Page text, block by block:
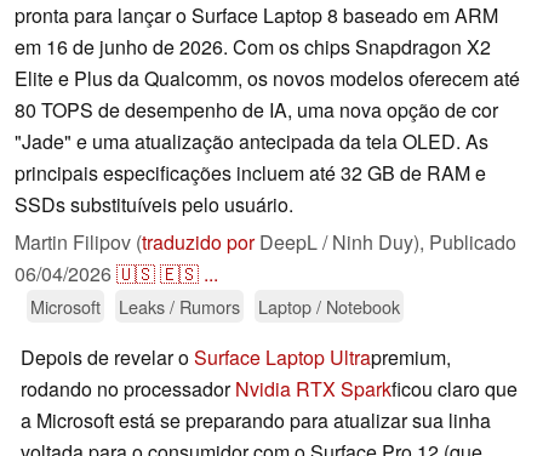
pronta para lançar o Surface Laptop 8 baseado em ARM
em 16 de junho de 2026. Com os chips Snapdragon X2
Elite e Plus da Qualcomm, os novos modelos oferecem até
80 TOPS de desempenho de IA, uma nova opção de cor
"Jade" e uma atualização antecipada da tela OLED. As
principais especificações incluem até 32 GB de RAM e
SSDs substituíveis pelo usuário.
Martin Filipov (traduzido porDeepL / Ninh Duy), Publicado
06/04/2026🇺🇸🇪🇸 ...
Microsoft Leaks / Rumors Laptop / Notebook
Depois de revelar oSurface Laptop Ultrapremium,
rodando no processadorNvidia RTX Sparkficou claro que
a Microsoft está se preparando para atualizar sua linha